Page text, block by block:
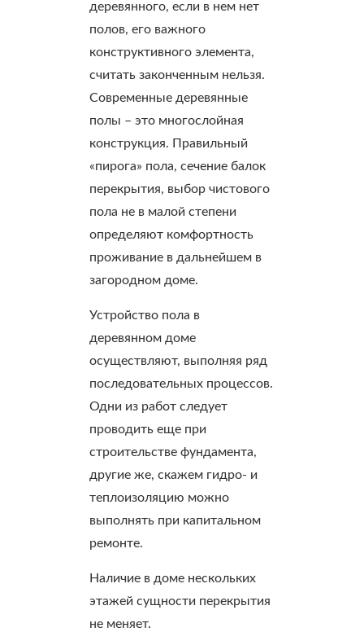
деревянного, если в нем нет
полов, его важного
конструктивного элемента,
считать законченным нельзя.
Современные деревянные
полы – это многослойная
конструкция. Правильный
«пирога» пола, сечение балок
перекрытия, выбор чистового
пола не в малой степени
определяют комфортность
проживание в дальнейшем в
загородном доме.
Устройство пола в
деревянном доме
осуществляют, выполняя ряд
последовательных процессов.
Одни из работ следует
проводить еще при
строительстве фундамента,
другие же, скажем гидро- и
теплоизоляцию можно
выполнять при капитальном
ремонте.
Наличие в доме нескольких
этажей сущности перекрытия
не меняет.